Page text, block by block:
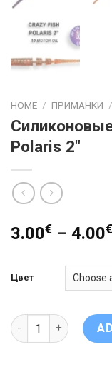
HOME / ПРИМАНКИ /
Polaris 2″
3.00€ – 4.00€
Цвет
Силиконовые